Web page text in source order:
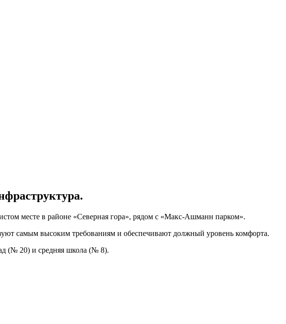
месте в районе «Северная гора», рядом с «Макс-Ашманн парком».
самым высоким требованиям и обеспечивают должный уровень комфорта.
(№ 20) и средняя школа (№ 8).